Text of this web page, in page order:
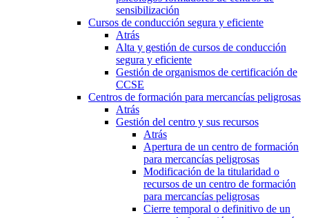
sensibilización
Cursos de conducción segura y eficiente
Atrás
Alta y gestión de cursos de conducción
segura y eficiente
Gestión de organismos de certificación de
CCSE
Centros de formación para mercancías peligrosas
Atrás
Gestión del centro y sus recursos
Atrás
Apertura de un centro de formación
para mercancías peligrosas
Modificación de la titularidad o
recursos de un centro de formación
para mercancías peligrosas
Cierre temporal o definitivo de un